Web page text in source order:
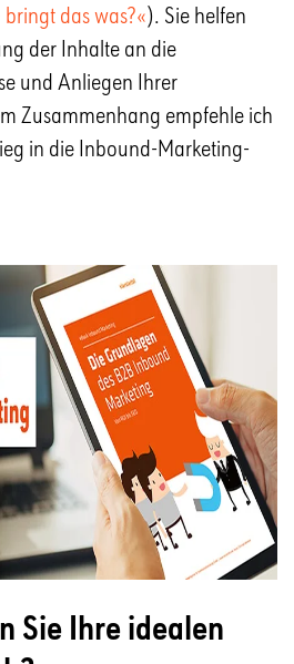
das was?«). Sie helfen
der Inhalte an die
und Anliegen Ihrer
Zusammenhang empfehle ich
in die Inbound-Marketing-
Sie Ihre idealen